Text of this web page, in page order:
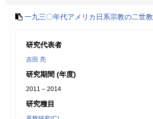
一九三〇年代アメリカ日系宗教の二世
研究代表者
吉田 亮
研究期間 (年度)
2011 – 2014
研究種目